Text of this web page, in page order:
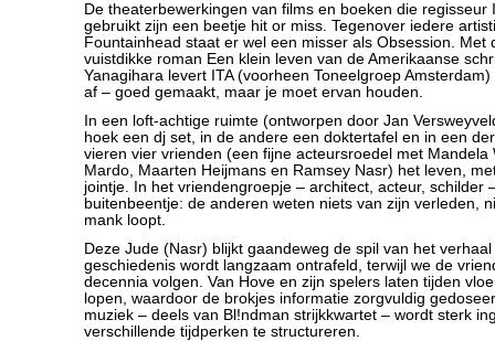
De theaterbewerkingen van films en boeken die regisseur
gebruikt zijn een beetje hit or miss. Tegenover iedere
Fountainhead staat er wel een misser als Obsession. Met
vuistdikke roman Een klein leven van de Amerikaanse
Yanagihara levert ITA (voorheen Toneelgroep
af – goed gemaakt, maar je moet ervan houden.
In een loft-achtige ruimte (ontworpen door Jan
hoek een dj set, in de andere een doktertafel en in een
vieren vier vrienden (een fijne acteursroedel met Mandela
Mardo, Maarten Heijmans en Ramsey Nasr) het leven,
jointje. In het vriendengroepje – architect, acteur, schilder
buitenbeentje: de anderen weten niets van zijn verleden,
mank loopt.
Deze Jude (Nasr) blijkt gaandeweg de spil van het
geschiedenis wordt langzaam ontrafeld, terwijl we de
decennia volgen. Van Hove en zijn spelers laten tijden
lopen, waardoor de brokjes informatie zorgvuldig
muziek – deels van Bl!ndman strijkkwartet – wordt sterk
verschillende tijdperken te structureren.